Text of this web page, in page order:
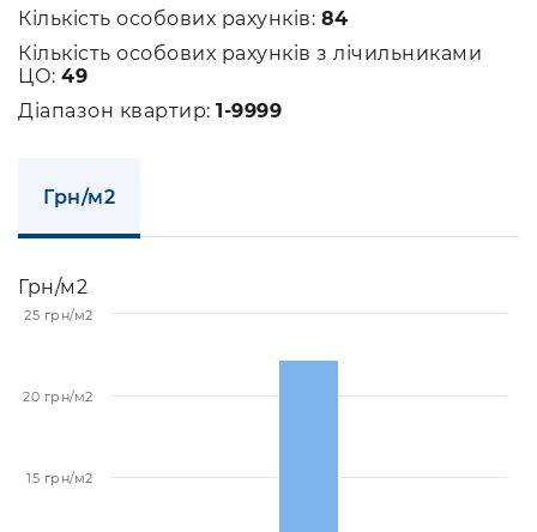
Кількість особових рахунків: 84
Кількість особових рахунків з лічильниками
ЦО: 49
Діапазон квартир: 1-9999
Грн/м2
Грн/м2
15 грн/м2
20 грн/м2
25 грн/м2